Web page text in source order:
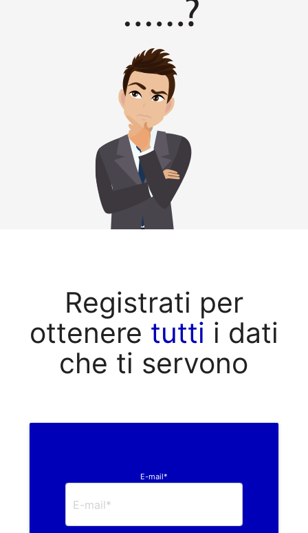
Registrati per
ottenere tutti i dati
che ti servono
E-mail*